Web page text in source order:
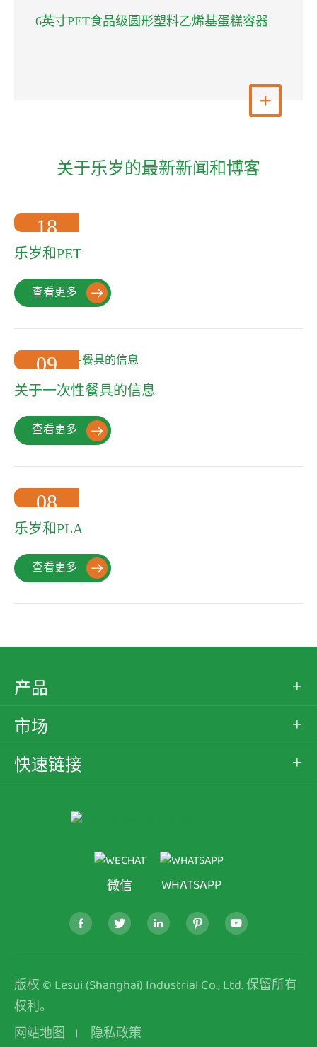
6英寸PET食品级圆形塑料乙烯基蛋糕容器
查看更多

关于乐岁的最新新闻和博客
18
2022-10
乐岁和PET
查看更多 
09
2022-10
关于一次性餐具的信息
查看更多 
08
2022-10
乐岁和PLA
查看更多 
产品 
市场 
快速链接 
微信 WHATSAPP
    
版权 © Lesui (Shanghai) Industrial Co., Ltd.保留所有
权利。
网站地图
隐私政策